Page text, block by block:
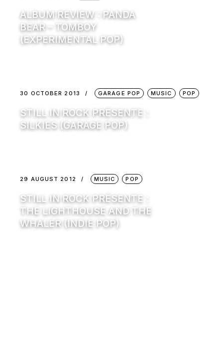
ALBUM REVIEW : PANDA
BEAR – TOMBOY
(EXPERIMENTAL POP)
30 OCTOBER 2013 GARAGE POP MUSIC POP
STILL IN ROCK PRÉSENTE :
SILKIES (GARAGE POP)
29 AUGUST 2012 MUSIC POP
STILL IN ROCK PRÉSENTE :
THE LIGHTHOUSE AND THE
WHALER (INDIE POP)